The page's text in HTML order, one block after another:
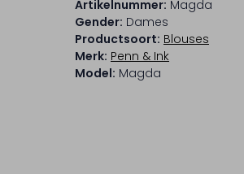
Artikelnummer: Magda
Gender: Dames
Productsoort: Blouses
Merk: Penn & Ink
Model: Magda